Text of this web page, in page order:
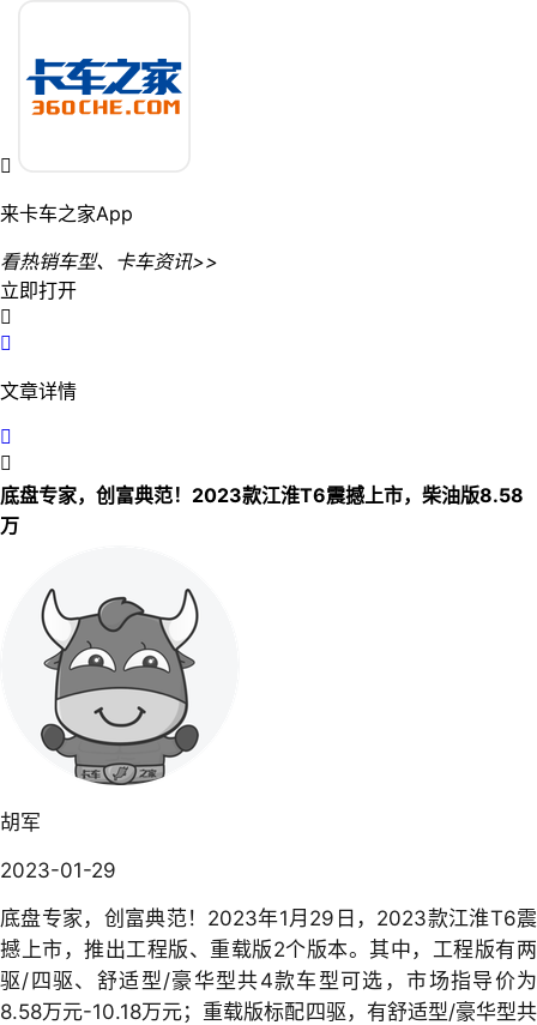

来卡车之家App
看热销车型、卡车资讯>>
立即打开


文章详情


底盘专家，创富典范！2023款江淮T6震撼上市，柴油版8.58
万
胡军
2023-01-29
底盘专家，创富典范！2023年1月29日，2023款江淮T6震
撼上市，推出工程版、重载版2个版本。其中，工程版有两
驱/四驱、舒适型/豪华型共4款车型可选，市场指导价为
8.58万元-10.18万元；重载版标配四驱，有舒适型/豪华型共